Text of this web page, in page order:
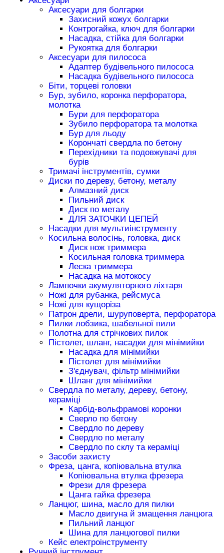
Аксесуари для болгарки
Захисний кожух болгарки
Контрогайка, ключ для болгарки
Насадка, стійка для болгарки
Рукоятка для болгарки
Аксесуари для пилососа
Адаптер будівельного пилососа
Насадка будівельного пилососа
Біти, торцеві головки
Бур, зубило, коронка перфоратора,
молотка
Бури для перфоратора
Зубило перфоратора та молотка
Бур для льоду
Корончаті свердла по бетону
Перехідники та подовжувачі для
бурів
Тримачі інструментів, сумки
Диски по дереву, бетону, металу
Алмазний диск
Пильний диск
Диск по металу
ДЛЯ ЗАТОЧКИ ЦЕПЕЙ
Насадки для мультиінструменту
Косильна волосінь, головка, диск
Диск нож триммера
Косильная головка триммера
Леска триммера
Насадка на мотокосу
Лампочки акумуляторного ліхтаря
Ножі для рубанка, рейсмуса
Ножі для кущоріза
Патрон дрели, шуруповерта, перфоратора
Пилки лобзика, шабельної пили
Полотна для стрічкових пилок
Пістолет, шланг, насадки для мінімийки
Насадка для мінімийки
Пістолет для мінімийки
З'єднувач, фільтр мінімийки
Шланг для мінімийки
Свердла по металу, дереву, бетону,
кераміці
Карбід-вольфрамові коронки
Сверло по бетону
Свердло по дереву
Свердло по металу
Свердло по склу та кераміці
Засоби захисту
Фреза, цанга, копіювальна втулка
Копіювальна втулка фрезера
Фрези для фрезера
Цанга гайка фрезера
Ланцюг, шина, масло для пилки
Масло двигуна й змащення ланцюга
Пильний ланцюг
Шина для ланцюгової пилки
Кейс електроінструменту